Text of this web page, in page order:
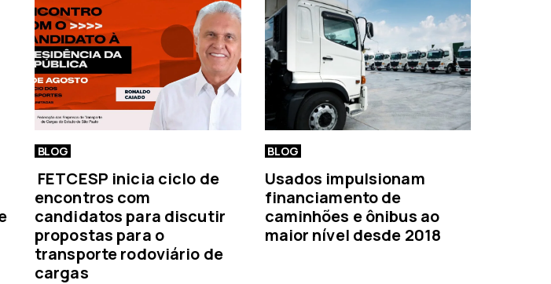
i
a
BLOG
FETCESP inicia ciclo de
encontros com
candidatos para discutir
propostas para o
transporte rodoviário de
cargas
BLOG
Usados impulsionam
financiamento de
caminhões e ônibus ao
maior nível desde 2018